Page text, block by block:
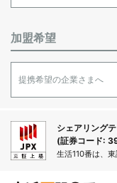
加盟希望
提携希望の企業さまへ
シェアリング
(証券コード:
生活110番は、